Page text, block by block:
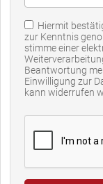
Hiermit
zur Kenntnis
stimme einer
Beantwortung
Einwilligung zur
kann widerrufen